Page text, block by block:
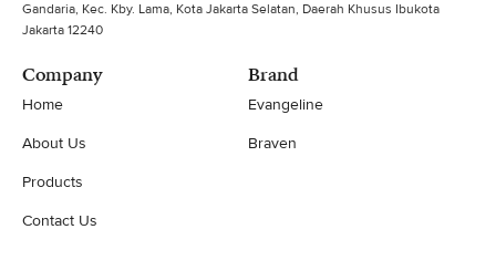
Gandaria, Kec. Kby. Lama, Kota Jakarta Selatan, Daerah Khusus Ibukota
Jakarta 12240
Company
Home
About Us
Products
Contact Us
Brand
Evangeline
Braven